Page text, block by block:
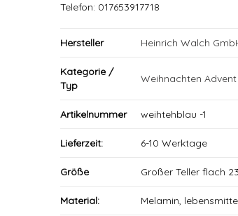
Telefon: 017653917718
Hersteller Heinrich Walch
Kategorie /
Typ
Weihnachten
Artikelnummer weihtehblau -1
Lieferzeit: 6-10 Werktage
Größe Großer Teller flach
Material: Melamin,